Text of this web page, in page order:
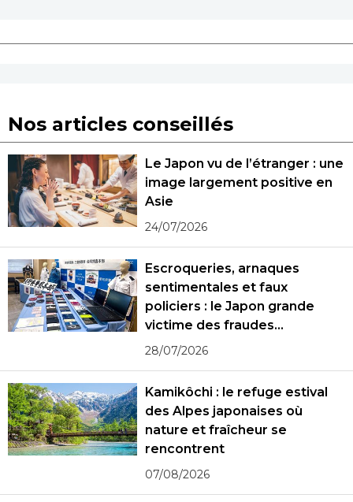
Nos articles conseillés
Le Japon vu de l’étranger : une
image largement positive en
Asie
24/07/2026
Escroqueries, arnaques
sentimentales et faux
policiers : le Japon grande
victime des fraudes
spécialisées
28/07/2026
Kamikôchi : le refuge estival
des Alpes japonaises où
nature et fraîcheur se
rencontrent
07/08/2026